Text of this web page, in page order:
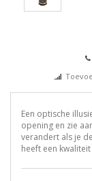
Een optische
opening en zie
verandert als je
heeft een